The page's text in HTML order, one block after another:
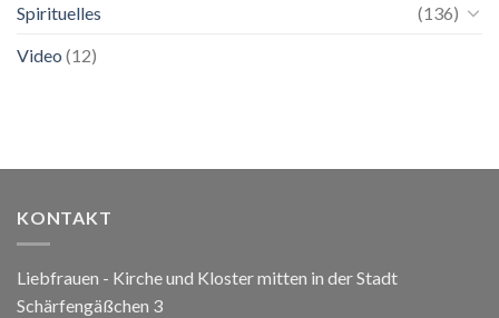
Spirituelles
(136)
Video (12)
KONTAKT
Liebfrauen - Kirche und Kloster mitten in der Stadt
Schärfengäßchen 3